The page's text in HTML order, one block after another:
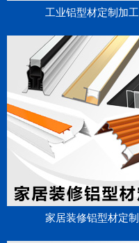
工业铝型材定制加工
家居装修铝型材定制